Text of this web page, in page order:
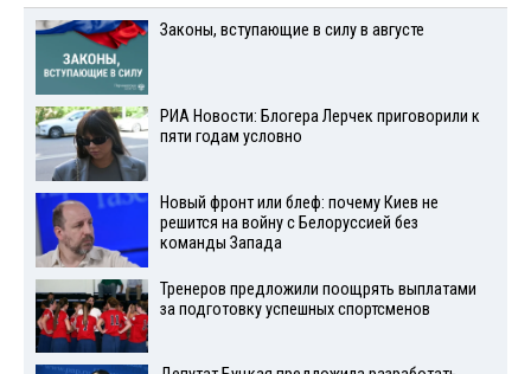
Законы, вступающие в силу в августе
РИА Новости: Блогера Лерчек приговорили к
пяти годам условно
Новый фронт или блеф: почему Киев не
решится на войну с Белоруссией без
команды Запада
Тренеров предложили поощрять выплатами
за подготовку успешных спортсменов